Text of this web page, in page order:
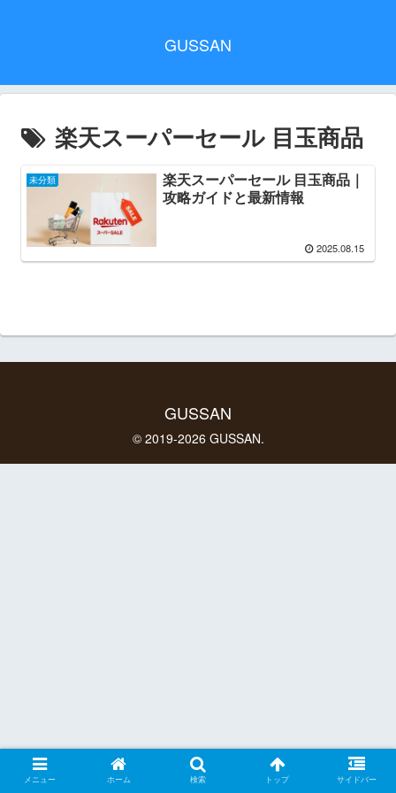
GUSSAN
楽天スーパーセール 目玉商品
未分類
楽天スーパーセール 目玉商品｜
攻略ガイドと最新情報
2025.08.15
GUSSAN
© 2019-2026 GUSSAN.
メニュー ホーム 検索 トップ サイドバー